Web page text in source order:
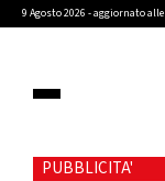
9 Agosto 2026 - aggiornato alle
PUBBLICITA'